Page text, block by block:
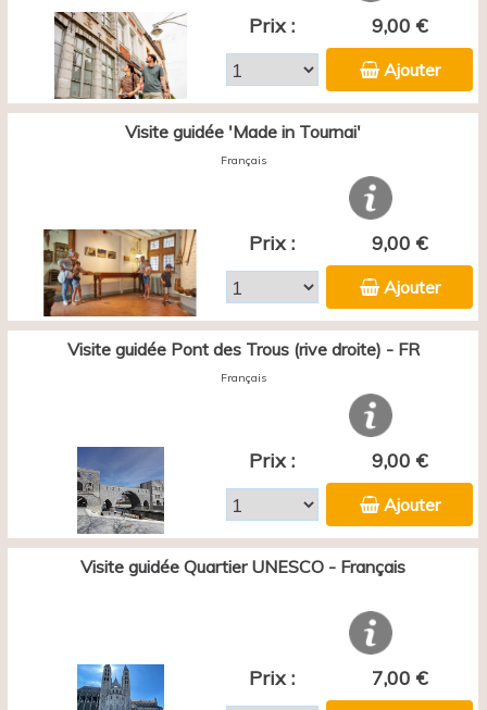
Prix : 9,00 €
Ajouter
Visite guidée 'Made in Tournai'
Français
Prix : 9,00 €
Ajouter
Visite guidée Pont des Trous (rive droite) - FR
Français
Prix : 9,00 €
Ajouter
Visite guidée Quartier UNESCO - Français
Prix : 7,00 €